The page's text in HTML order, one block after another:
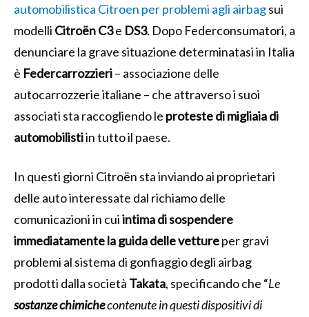
automobilistica Citroen per problemi agli airbagsui
modelli Citroën C3e DS3. Dopo Federconsumatori, a
denunciare la grave situazione determinatasi in Italia
è Federcarrozzieri– associazione delle
autocarrozzerie italiane – che attraverso i suoi
associati sta raccogliendo le proteste di migliaia di
automobilistiin tutto il paese.
In questi giorni Citroën sta inviando ai proprietari
delle auto interessate dal richiamo delle
comunicazioni in cuiintima di sospendere
immediatamente la guida delle vettureper gravi
problemi al sistema di gonfiaggio degli airbag
prodotti dalla società Takata, specificando che “Le
sostanzechimichecontenute in questi dispositivi di